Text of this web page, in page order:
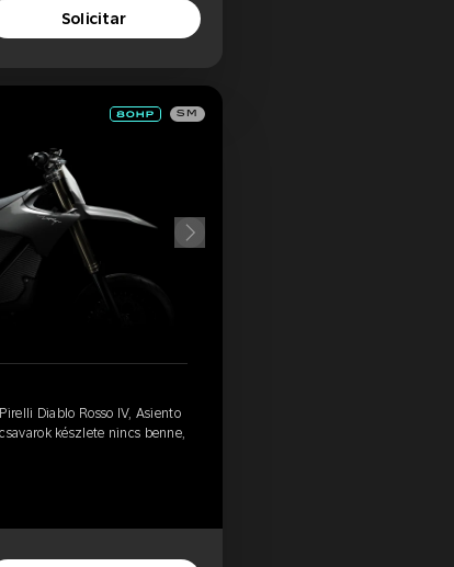
Solicitar
SM
Diablo Rosso IV, Asiento
készlete nincs benne,